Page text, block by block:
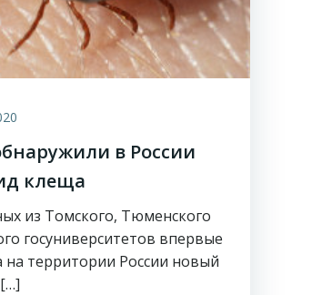
в России
клеща
из Томского, Тюменского
госуниверситетов впервые
на территории России новый